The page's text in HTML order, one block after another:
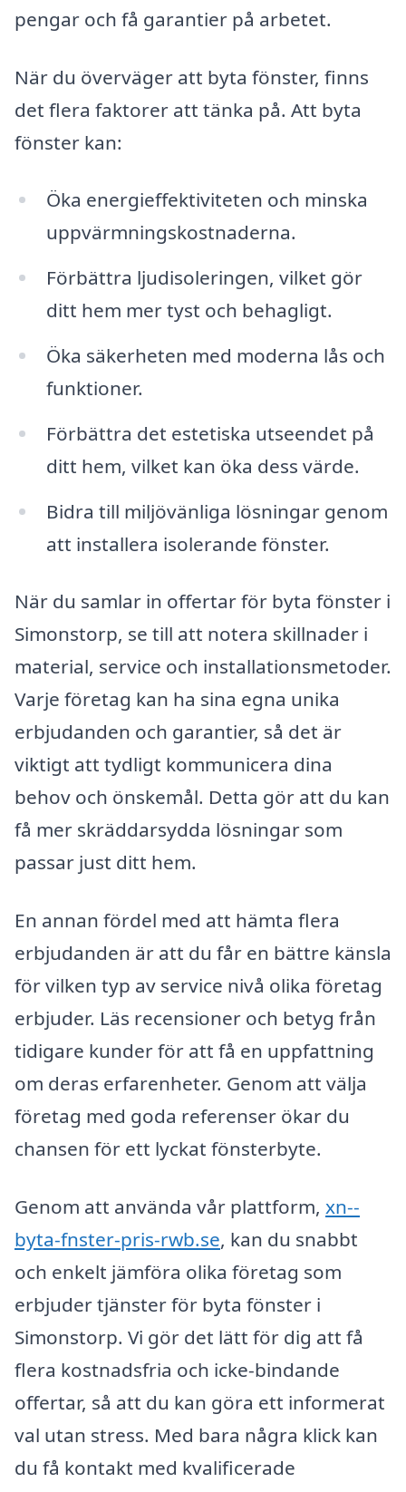
pengar och få garantier på arbetet.
När du överväger att byta fönster, finns
det flera faktorer att tänka på. Att byta
fönster kan:
Öka energieffektiviteten och minska
uppvärmningskostnaderna.
Förbättra ljudisoleringen, vilket gör
ditt hem mer tyst och behagligt.
Öka säkerheten med moderna lås och
funktioner.
Förbättra det estetiska utseendet på
ditt hem, vilket kan öka dess värde.
Bidra till miljövänliga lösningar genom
att installera isolerande fönster.
När du samlar in offertar för byta fönster i
Simonstorp, se till att notera skillnader i
material, service och installationsmetoder.
Varje företag kan ha sina egna unika
erbjudanden och garantier, så det är
viktigt att tydligt kommunicera dina
behov och önskemål. Detta gör att du kan
få mer skräddarsydda lösningar som
passar just ditt hem.
En annan fördel med att hämta flera
erbjudanden är att du får en bättre känsla
för vilken typ av service nivå olika företag
erbjuder. Läs recensioner och betyg från
tidigare kunder för att få en uppfattning
om deras erfarenheter. Genom att välja
företag med goda referenser ökar du
chansen för ett lyckat fönsterbyte.
Genom att använda vår plattform, xn--
byta-fnster-pris-rwb.se, kan du snabbt
och enkelt jämföra olika företag som
erbjuder tjänster för byta fönster i
Simonstorp. Vi gör det lätt för dig att få
flera kostnadsfria och icke-bindande
offertar, så att du kan göra ett informerat
val utan stress. Med bara några klick kan
du få kontakt med kvalificerade